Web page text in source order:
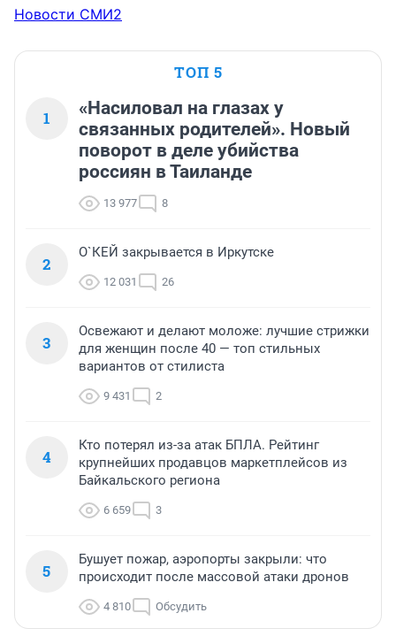
Новости СМИ2
ТОП 5
1
«Насиловал на глазах у
связанных родителей». Новый
поворот в деле убийства
россиян в Таиланде
13 977 8
2
О`КЕЙ закрывается в Иркутске
12 031 26
3
Освежают и делают моложе: лучшие стрижки
для женщин после 40 — топ стильных
вариантов от стилиста
9 431 2
4
Кто потерял из-за атак БПЛА. Рейтинг
крупнейших продавцов маркетплейсов из
Байкальского региона
6 659 3
5
Бушует пожар, аэропорты закрыли: что
происходит после массовой атаки дронов
4 810 Обсудить